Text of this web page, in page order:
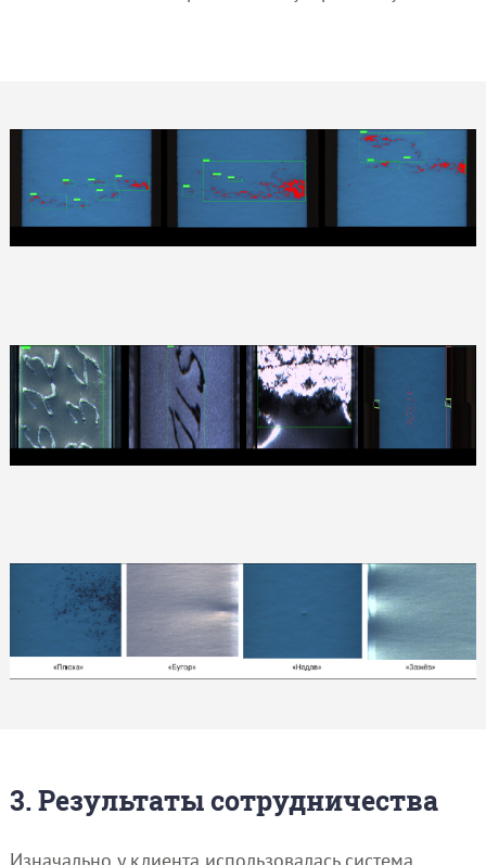
3. Результаты сотрудничества
Изначально у клиента использовалась система